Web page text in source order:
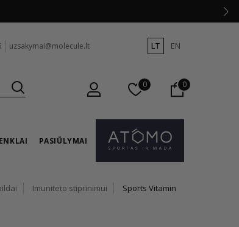
uzsakymai@molecule.lt LT EN
0 0
PASIŪLYMAI
Imuniteto stiprinimui
Sports Vitamin